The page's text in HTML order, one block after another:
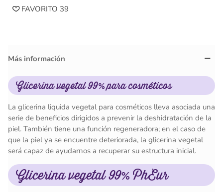
FAVORITO 39
Más información
Glicerina vegetal 99% para cosméticos
La glicerina liquida vegetal para cosméticos lleva asociada una
serie de beneficios dirigidos a prevenir la deshidratación de la
piel. También tiene una función regeneradora; en el caso de
que la piel ya se encuentre deteriorada, la glicerina vegetal
será capaz de ayudarnos a recuperar su estructura inicial.
Glicerina vegetal 99% PhEur